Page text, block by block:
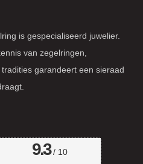
is gespecialiseerd juwelier.
van zegelringen,
garandeert een sieraad
9.3/ 10